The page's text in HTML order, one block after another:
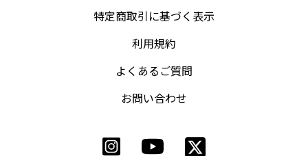
特定商取引に基づく表示
利用規約
よくあるご質問
お問い合わせ